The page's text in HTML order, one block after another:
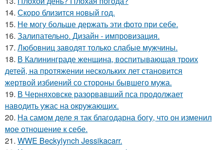
14. Скоро близится новый год.
15. Не могу больше держать эти фото при себе.
16. Залипательно. Дизайн - импровизация.
17. Любовниц заводят только слабые мужчины.
18. В Калининграде женщина, воспитывающая троих
детей, на протяжении нескольких лет становится
жертвой избиений со стороны бывшего мужа.
19. В Черняховске разорвавший пса продолжает
наводить ужас на окружающих.
20. На самом деле я так благодарна богу, что он изменил
мое отношение к себе.
21. WWE Beckylynch Jessikacarr.